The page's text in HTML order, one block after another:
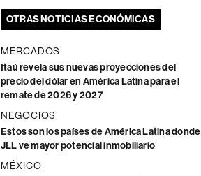
OTRAS NOTICIAS ECONÓMICAS
MERCADOS
Itaú revela sus nuevas proyecciones del
precio del dólar en América Latina para el
remate de 2026 y 2027
NEGOCIOS
Estos son los países de América Latina donde
JLL ve mayor potencial inmobiliario
MÉXICO